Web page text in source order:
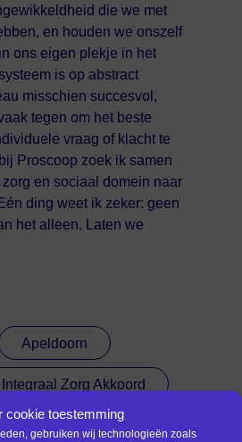
cookie toestemming
gebruiken wij technologieën zoals
die we met
en houden we onszelf
ons eigen plekje in het
is op abstract
misschien succesvol,
tegen om het beste
vraag of klacht te
Proscoop zoek ik samen
en sociaal domein naar
ding weet ik zeker: geen
het alleen. Laten we
Apeldoorn
Integraal Zorg Akkoord